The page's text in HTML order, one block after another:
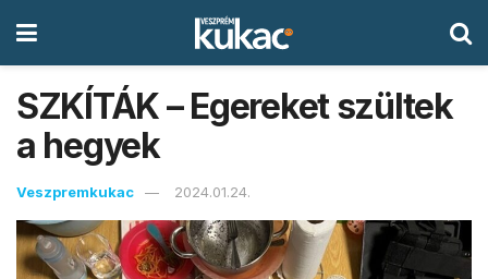
SZKÍTÁK – Egereket szültek
a hegyek
Veszpremkukac 2024.01.24.